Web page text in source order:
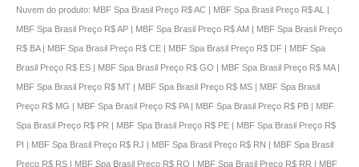
Nuvem do produto: MBF Spa Brasil Preço R$ AC | MBF Spa Brasil Preço R$ AL |
MBF Spa Brasil Preço R$ AP | MBF Spa Brasil Preço R$ AM | MBF Spa Brasil Preço
R$ BA | MBF Spa Brasil Preço R$ CE | MBF Spa Brasil Preço R$ DF | MBF Spa
Brasil Preço R$ ES | MBF Spa Brasil Preço R$ GO | MBF Spa Brasil Preço R$ MA |
MBF Spa Brasil Preço R$ MT | MBF Spa Brasil Preço R$ MS | MBF Spa Brasil
Preço R$ MG | MBF Spa Brasil Preço R$ PA | MBF Spa Brasil Preço R$ PB | MBF
Spa Brasil Preço R$ PR | MBF Spa Brasil Preço R$ PE | MBF Spa Brasil Preço R$
PI | MBF Spa Brasil Preço R$ RJ | MBF Spa Brasil Preço R$ RN | MBF Spa Brasil
Preço R$ RS | MBF Spa Brasil Preço R$ RO | MBF Spa Brasil Preço R$ RR | MBF